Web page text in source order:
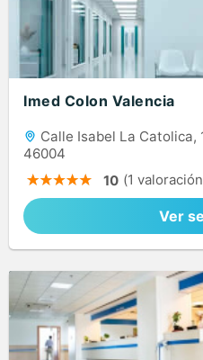
Imed Colon Valencia
Calle Isabel La Catolica,
46004
10 (1
Ver